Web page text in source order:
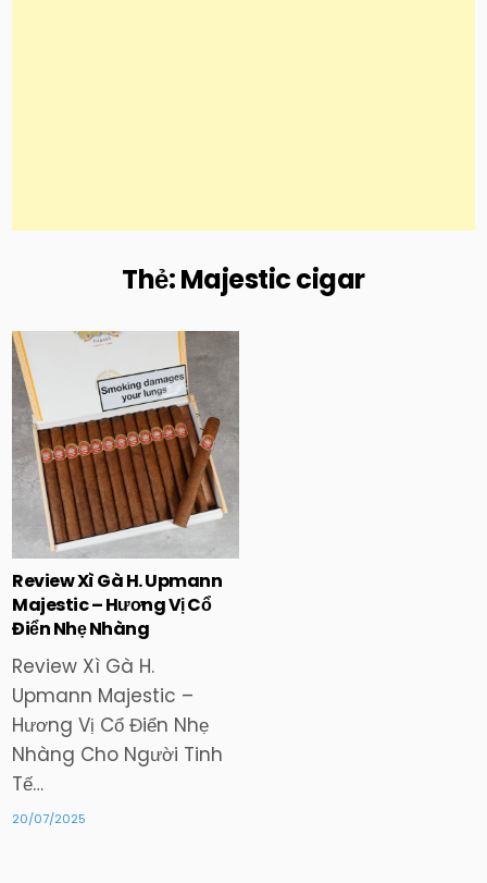
Thẻ:Majestic cigar
Posted
in
Review Xì Gà H. Upmann
Majestic – Hương Vị Cổ
Điển Nhẹ Nhàng
Review Xì Gà H.
Upmann Majestic –
Hương Vị Cổ Điển Nhẹ
Nhàng Cho Người Tinh
Tế…
20/07/2025